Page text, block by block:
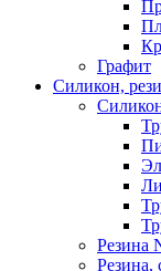
Графит
Силикон,
Резина
Резина,